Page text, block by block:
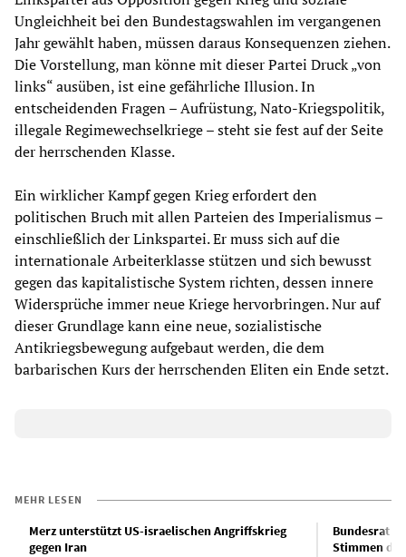
Ungleichheit bei den Bundestagswahlen im vergangenen
Jahr gewählt haben, müssen daraus Konsequenzen ziehen.
Die Vorstellung, man könne mit dieser Partei Druck „von
links“ ausüben, ist eine gefährliche Illusion. In
entscheidenden Fragen – Aufrüstung, Nato-Kriegspolitik,
illegale Regimewechselkriege – steht sie fest auf der Seite
der herrschenden Klasse.
Ein wirklicher Kampf gegen Krieg erfordert den
politischen Bruch mit allen Parteien des Imperialismus –
einschließlich der Linkspartei. Er muss sich auf die
internationale Arbeiterklasse stützen und sich bewusst
gegen das kapitalistische System richten, dessen innere
Widersprüche immer neue Kriege hervorbringen. Nur auf
dieser Grundlage kann eine neue, sozialistische
Antikriegsbewegung aufgebaut werden, die dem
barbarischen Kurs der herrschenden Eliten ein Ende setzt.
MEHR LESEN
Merz unterstützt US-israelischen Angriffskrieg
gegen Iran
Bundesrat
Stimmen